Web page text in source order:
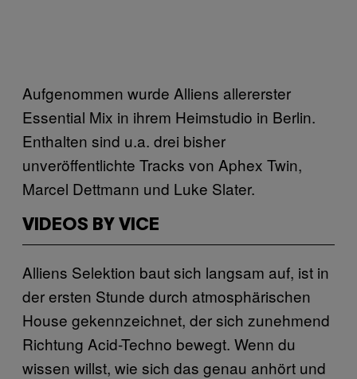
Aufgenommen wurde Alliens allererster
Essential Mix in ihrem Heimstudio in Berlin.
Enthalten sind u.a. drei bisher
unveröffentlichte Tracks von Aphex Twin,
Marcel Dettmann und Luke Slater.
VIDEOS BY VICE
Alliens Selektion baut sich langsam auf, ist in
der ersten Stunde durch atmosphärischen
House gekennzeichnet, der sich zunehmend
Richtung Acid-Techno bewegt. Wenn du
wissen willst, wie sich das genau anhört und